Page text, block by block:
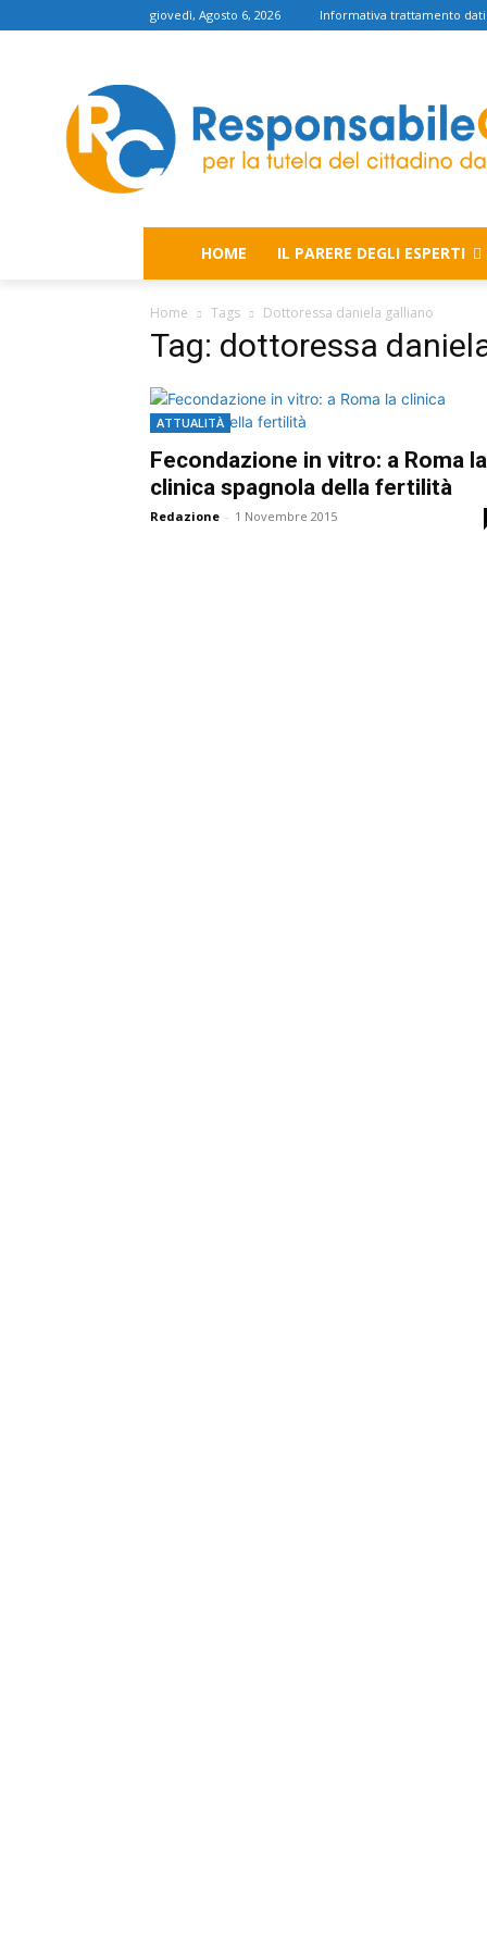
giovedì, Agosto 6, 2026 Informativa trattamento dati
HOME IL PARERE DEGLI ESPERTI
Home Tags Dottoressa daniela galliano
Tag: dottoressa
ATTUALITÀ
Fecondazione in vitro: a Roma la
clinica spagnola della fertilità
Redazione - 1 Novembre 2015